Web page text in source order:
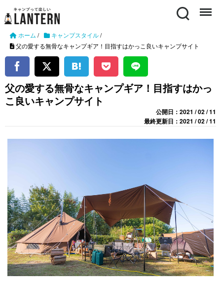
Search Menu
ホーム / キャンプスタイル/
父の愛する無骨なキャンプギア！目指すはかっこ良いキャンプサイト
父の愛する無骨なキャンプギア！目指すはかっ
こ良いキャンプサイト
公開日：2021 / 02 / 11
最終更新日：2021 / 02 / 11